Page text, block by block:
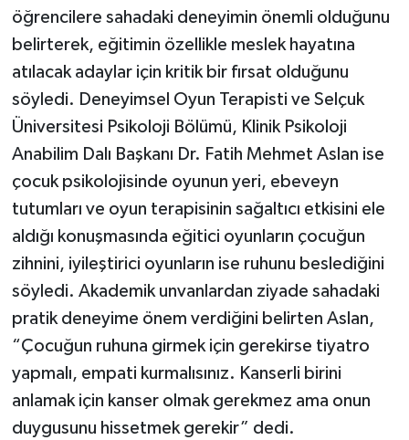
öğrencilere sahadaki deneyimin önemli olduğunu
belirterek, eğitimin özellikle meslek hayatına
atılacak adaylar için kritik bir fırsat olduğunu
söyledi. Deneyimsel Oyun Terapisti ve Selçuk
Üniversitesi Psikoloji Bölümü, Klinik Psikoloji
Anabilim Dalı Başkanı Dr. Fatih Mehmet Aslan ise
çocuk psikolojisinde oyunun yeri, ebeveyn
tutumları ve oyun terapisinin sağaltıcı etkisini ele
aldığı konuşmasında eğitici oyunların çocuğun
zihnini, iyileştirici oyunların ise ruhunu beslediğini
söyledi. Akademik unvanlardan ziyade sahadaki
pratik deneyime önem verdiğini belirten Aslan,
“Çocuğun ruhuna girmek için gerekirse tiyatro
yapmalı, empati kurmalısınız. Kanserli birini
anlamak için kanser olmak gerekmez ama onun
duygusunu hissetmek gerekir” dedi.